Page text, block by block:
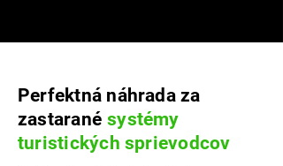
Perfektná náhrada za
zastarané systémy
turistických sprievodcov